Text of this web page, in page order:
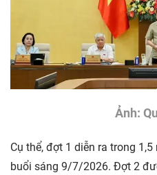
Ảnh:
Cụ thể, đợt 1 diễn ra trong
buổi sáng 9/7/2026. Đợt 2